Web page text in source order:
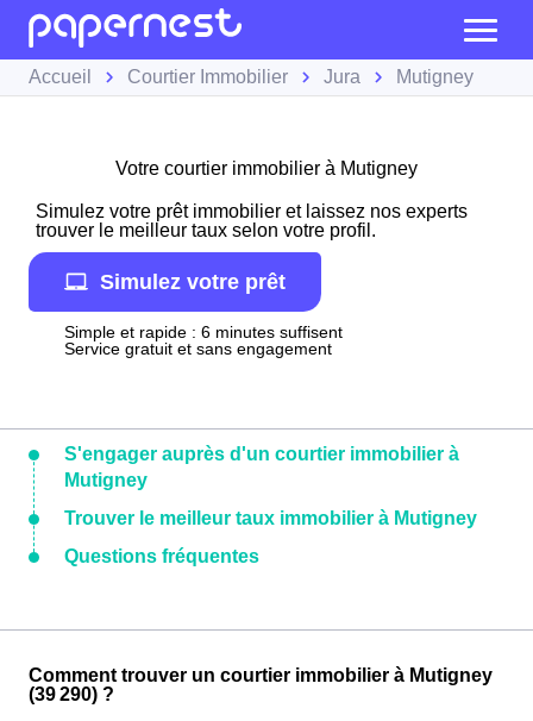
Accueil Courtier Immobilier Jura Mutigney
Votre courtier immobilier à Mutigney
Simulez votre prêt immobilier et laissez nos experts
trouver le meilleur taux selon votre profil.
Simulez votre prêt
Simple et rapide : 6 minutes suffisent
Service gratuit et sans engagement
S'engager auprès d'un courtier immobilier à
Mutigney
Trouver le meilleur taux immobilier à Mutigney
Questions fréquentes
Comment trouver un courtier immobilier à Mutigney
(39 290) ?